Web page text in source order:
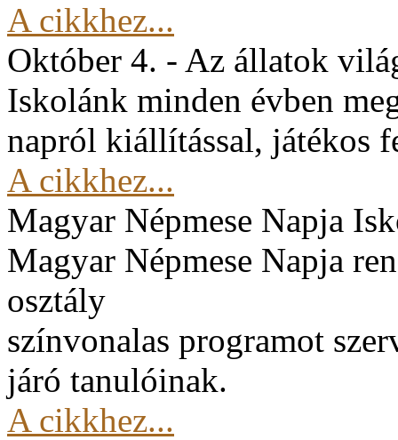
A cikkhez...
Október 4. - Az állatok
Iskolánk minden évben
napról kiállítással, játékos
A cikkhez...
Magyar Népmese Napja
Magyar Népmese Napja
osztály
színvonalas programot
járó tanulóinak.
A cikkhez...